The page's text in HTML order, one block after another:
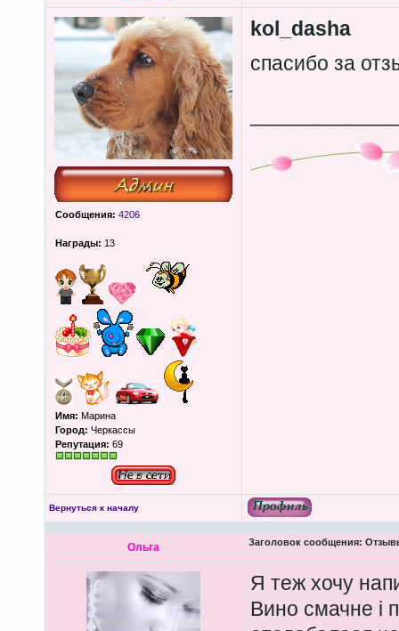
Сообщения: 4206
Награды: 13
Имя: Марина
Город: Черкассы
Репутация: 69
kol_dasha
спасибо за
Вернуться к началу
Ольга Заголовок сообщения:
Я теж хочу
Вино смачне і